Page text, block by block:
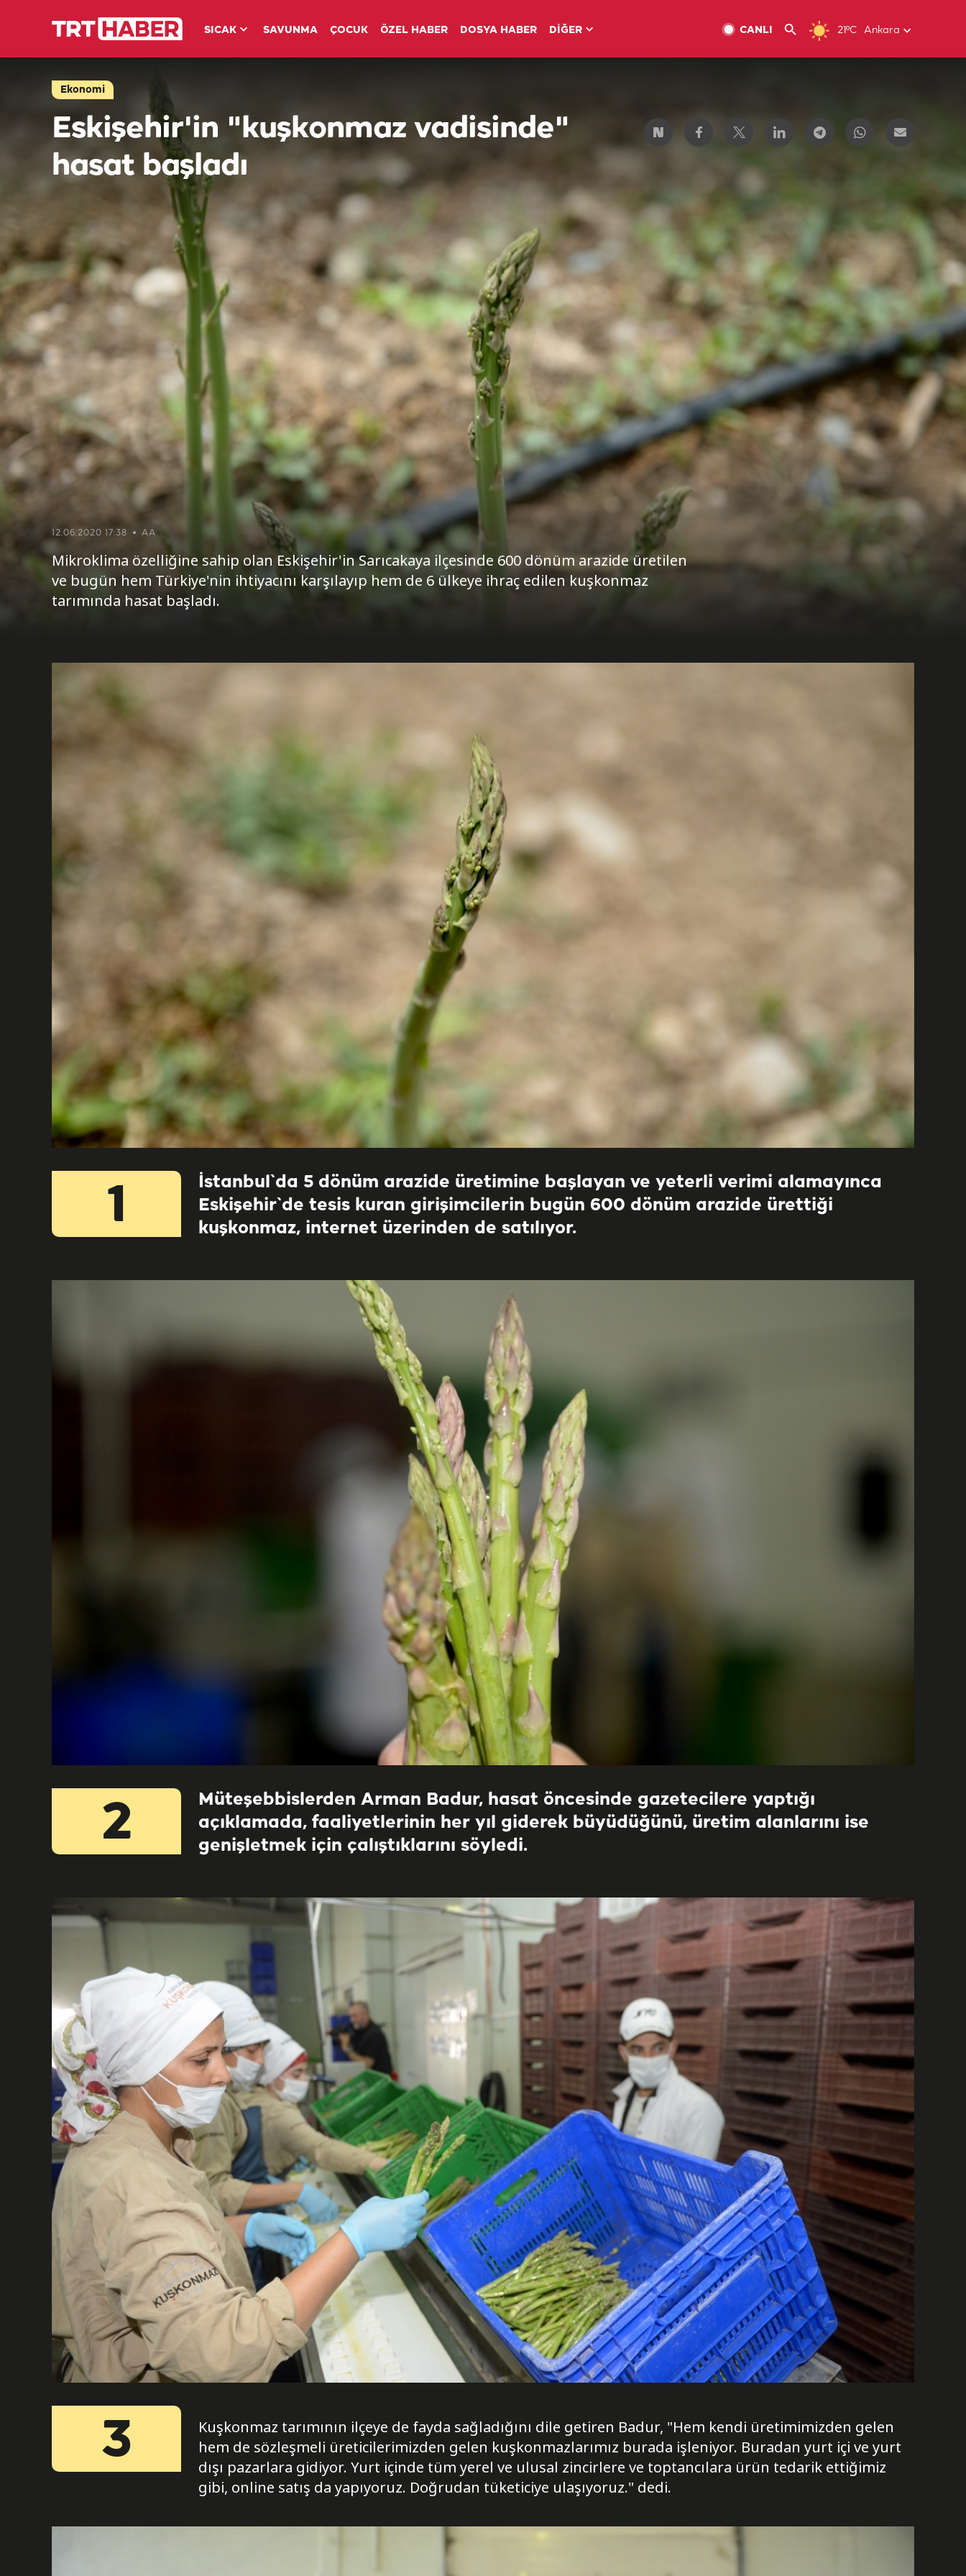
SICAK SAVUNMA ÇOCUK ÖZEL HABER DOSYA HABER DİĞER 21ºC Ankara
CANLI
Ekonomi
Eskişehir'in "kuşkonmaz vadisinde"
hasat başladı
12.06.2020 17:38 AA
Mikroklima özelliğine sahip olan Eskişehir'in Sarıcakaya ilçesinde 600 dönüm arazide üretilen
ve bugün hem Türkiye'nin ihtiyacını karşılayıp hem de 6 ülkeye ihraç edilen kuşkonmaz
tarımında hasat başladı.
1
İstanbul`da 5 dönüm arazide üretimine başlayan ve yeterli verimi alamayınca
Eskişehir`de tesis kuran girişimcilerin bugün 600 dönüm arazide ürettiği
kuşkonmaz, internet üzerinden de satılıyor.
2
Müteşebbislerden Arman Badur, hasat öncesinde gazetecilere yaptığı
açıklamada, faaliyetlerinin her yıl giderek büyüdüğünü, üretim alanlarını ise
genişletmek için çalıştıklarını söyledi.
3
Kuşkonmaz tarımının ilçeye de fayda sağladığını dile getiren Badur, "Hem kendi üretimimizden gelen
hem de sözleşmeli üreticilerimizden gelen kuşkonmazlarımız burada işleniyor. Buradan yurt içi ve yurt
dışı pazarlara gidiyor. Yurt içinde tüm yerel ve ulusal zincirlere ve toptancılara ürün tedarik ettiğimiz
gibi, online satış da yapıyoruz. Doğrudan tüketiciye ulaşıyoruz." dedi.